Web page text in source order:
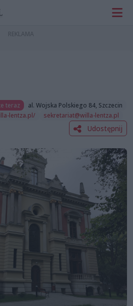
teraz
al. Wojska Polskiego 84, Szczecin
lentza.pl/ sekretariat@willa-lentza.pl
Udostępnij